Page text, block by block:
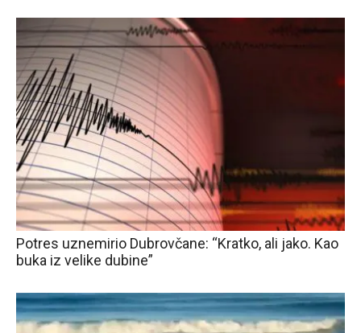
Potres uznemirio Dubrovčane: “Kratko, ali jako. Kao
buka iz velike dubine”